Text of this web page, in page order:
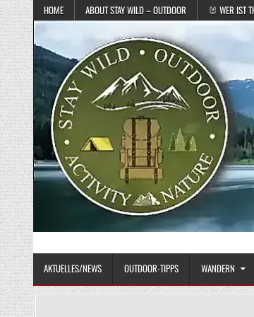
Skip to content
HOME ABOUT STAY WILD – OUTDOOR 🐰 WER IST
STAY WILD – OUTDOOR
AKTUELLES/NEWS OUTDOOR-TIPPS WANDERN